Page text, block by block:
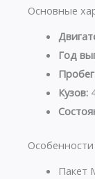
Основные
Год
Кузов:
Пакет